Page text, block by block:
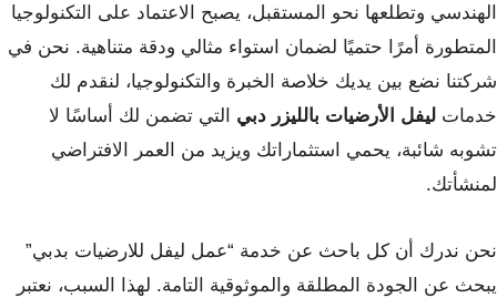
الهندسي وتطلعها نحو المستقبل، يصبح الاعتماد على التكنولوجيا
المتطورة أمرًا حتميًا لضمان استواء مثالي ودقة متناهية. نحن في
شركتنا نضع بين يديك خلاصة الخبرة والتكنولوجيا، لنقدم لك
خدمات ليفل الأرضيات بالليزر دبي التي تضمن لك أساسًا لا
تشوبه شائبة، يحمي استثماراتك ويزيد من العمر الافتراضي
لمنشأتك.
نحن ندرك أن كل باحث عن خدمة “عمل ليفل للارضيات بدبي”
يبحث عن الجودة المطلقة والموثوقية التامة. لهذا السبب، نعتبر